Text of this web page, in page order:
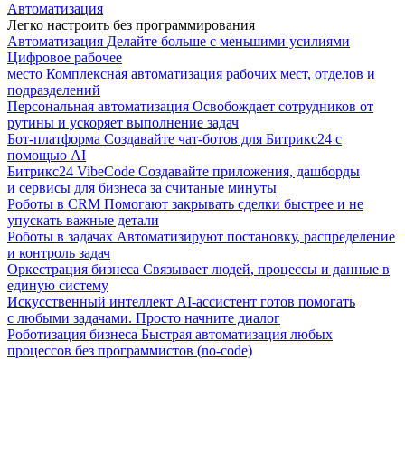
Автоматизация
Легко настроить без программирования
Автоматизация Делайте больше с меньшими усилиями
Цифровое рабочее
место Комплексная автоматизация рабочих мест, отделов и
подразделений
Персональная автоматизация Освобождает сотрудников от
рутины и ускоряет выполнение задач
Бот-платформа Создавайте чат-ботов для Битрикс24 с
помощью AI
Битрикс24 VibeCode Создавайте приложения, дашборды
и сервисы для бизнеса за считаные минуты
Роботы в CRM Помогают закрывать сделки быстрее и не
упускать важные детали
Роботы в задачах Автоматизируют постановку, распределение
и контроль задач
Оркестрация бизнеса Связывает людей, процессы и данные в
единую систему
Искусственный интеллект AI-ассистент готов помогать
с любыми задачами. Просто начните диалог
Роботизация бизнеса Быстрая автоматизация любых
процессов без программистов (no-code)